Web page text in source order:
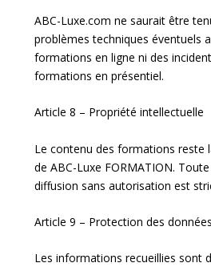
ABC-Luxe.com ne saurait être
problèmes techniques éventuels
formations en ligne ni des
formations en présentiel.
Article 8 – Propriété intellectuelle
Le contenu des formations reste
de ABC-Luxe FORMATION.
diffusion sans autorisation est
Article 9 – Protection des
Les informations recueillies sont